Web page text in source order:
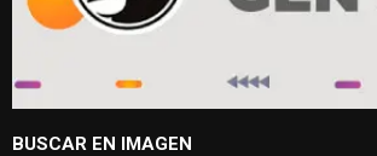
BUSCAR EN IMAGEN